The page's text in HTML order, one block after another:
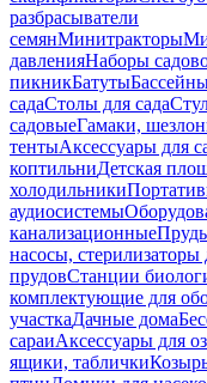
разбрасыватели
семянМинитракторы
давленияНаборы
пикникБатуты
садаСтолы для сада
садовыеГамаки,
тентыАксессуары для
коптильниДетская
холодильники
аудиосистемы
канализационные
насосы, стерилизаторы
прудовСтанции
комплектующие для
участкаДачные дома
сараиАксессуары для
ящики, таблички